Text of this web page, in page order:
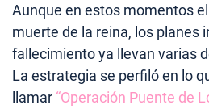
Aunque en estos momentos
muerte de la reina, los planes
fallecimiento ya llevan varias
La estrategia se perfiló en lo
llamar “Operación Puente de